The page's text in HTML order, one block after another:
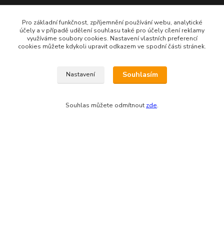
IČO: 03681572, neplátce DPH
Bankovní spojení: 2800720013/2010
Pro základní funkčnost, zpříjemnění používání webu, analytické
účely a v případě udělení souhlasu také pro účely cílení reklamy
využíváme soubory cookies. Nastavení vlastních preferencí
cookies můžete kdykoli upravit odkazem ve spodní části stránek.
Nastavení Souhlasím
Souhlas můžete odmítnout zde.